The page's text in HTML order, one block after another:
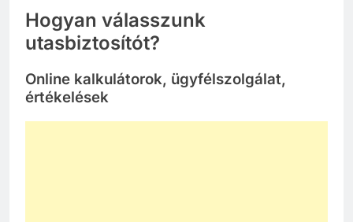
Hogyan válasszunk
utasbiztosítót?
Online kalkulátorok, ügyfélszolgálat,
értékelések